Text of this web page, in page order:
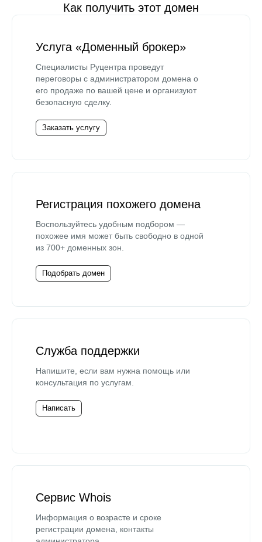
Как получить этот домен
Услуга «Доменный брокер»
Специалисты Руцентра проведут
переговоры с администратором домена о
его продаже по вашей цене и организуют
безопасную сделку.
Заказать услугу
Регистрация похожего домена
Воспользуйтесь удобным подбором —
похожее имя может быть свободно в одной
из 700+ доменных зон.
Подобрать домен
Служба поддержки
Напишите, если вам нужна помощь или
консультация по услугам.
Написать
Сервис Whois
Информация о возрасте и сроке
регистрации домена, контакты